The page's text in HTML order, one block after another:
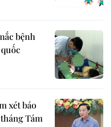
bệnh
xét báo
Tám